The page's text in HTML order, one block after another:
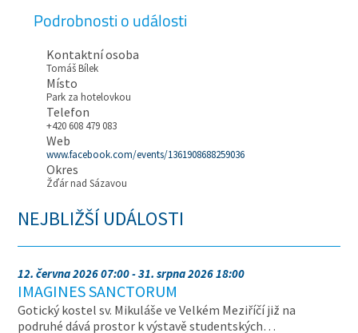
Podrobnosti o události
Kontaktní osoba
Tomáš Bílek
Místo
Park za hotelovkou
Telefon
+420 608 479 083
Web
www.facebook.com/events/1361908688259036
Okres
Žďár nad Sázavou
NEJBLIŽŠÍ UDÁLOSTI
12. června 2026 07:00 - 31. srpna 2026 18:00
IMAGINES SANCTORUM
Gotický kostel sv. Mikuláše ve Velkém Meziříčí již na
podruhé dává prostor k výstavě studentských…